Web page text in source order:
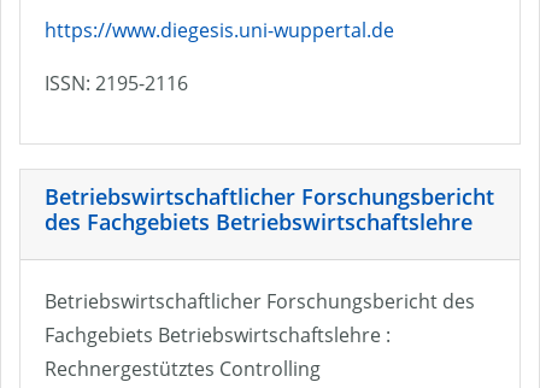
https://www.diegesis.uni-wuppertal.de
ISSN: 2195-2116
Betriebswirtschaftlicher Forschungsbericht
des Fachgebiets Betriebswirtschaftslehre
Betriebswirtschaftlicher Forschungsbericht des
Fachgebiets Betriebswirtschaftslehre :
Rechnergestütztes Controlling